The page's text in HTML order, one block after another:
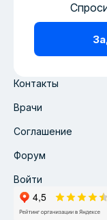
Контакты
Врачи
Соглашение
Форум
Войти